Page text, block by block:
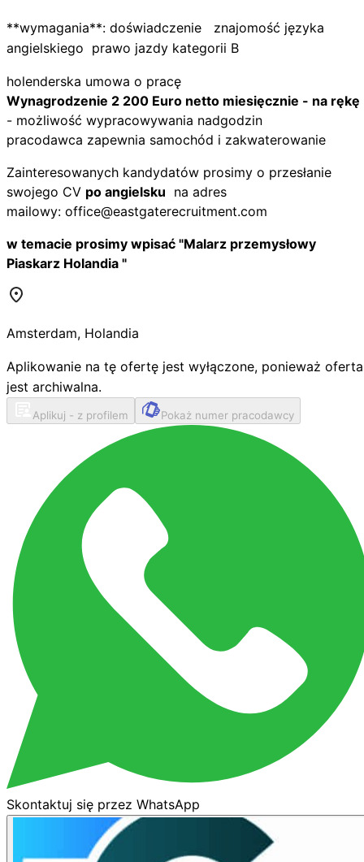
**wymagania**: doświadczenie znajomość języka
angielskiego prawo jazdy kategorii B
holenderska umowa o pracę
Wynagrodzenie 2 200 Euro netto miesięcznie - na rękę
- możliwość wypracowywania nadgodzin
pracodawca zapewnia samochód i zakwaterowanie
Zainteresowanych kandydatów prosimy o przesłanie
swojego CV po angielsku na adres
mailowy: office@eastgaterecruitment.com
w temacie prosimy wpisać "Malarz przemysłowy
Piaskarz Holandia "
Amsterdam, Holandia
Aplikowanie na tę ofertę jest wyłączone, ponieważ oferta
jest archiwalna.
Aplikuj - z profilem Pokaż numer pracodawcy
Skontaktuj się przez WhatsApp